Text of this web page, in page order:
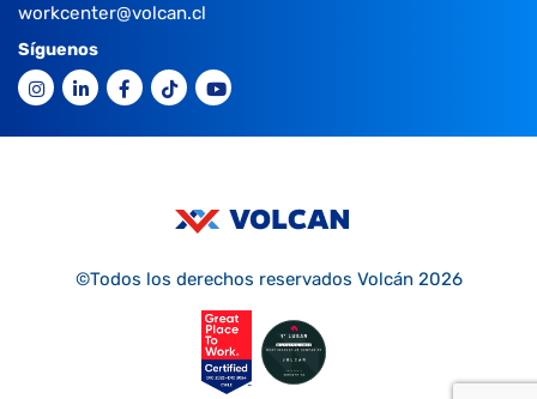
workcenter@volcan.cl
Síguenos
©Todos los derechos reservados Volcán 2026